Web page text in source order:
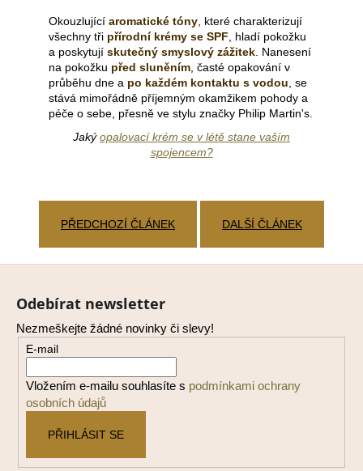
Okouzlující aromatické tóny, které charakterizují
všechny tři přírodní krémy se SPF, hladí pokožku
a poskytují skutečný smyslový zážitek. Nanesení
na pokožku před sluněním, časté opakování v
průběhu dne a po každém kontaktu s vodou, se
stává mimořádně příjemným okamžikem pohody a
péče o sebe, přesně ve stylu značky Philip Martin's.
Jakýopalovací krém se v létě stane vaším
spojencem?
PŘEDCHOZÍ ČLÁNEK DALŠÍ ČLÁNEK
Odebírat newsletter
Nezmeškejte žádné novinky či slevy!
E-mail
Vložením e-mailu souhlasíte s podmínkami ochrany
osobních údajů
PŘIHLÁSIT SE